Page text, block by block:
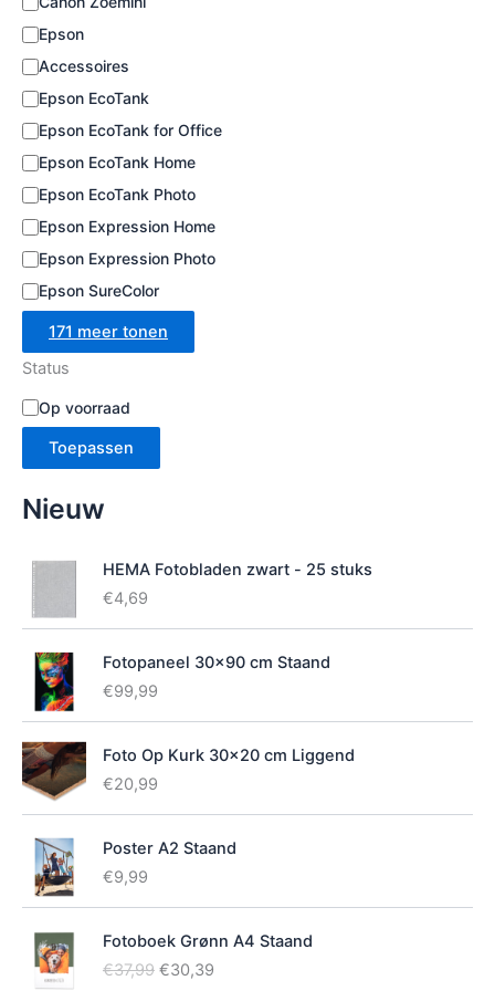
e
Epson
Accessoires
Epson EcoTank
Epson EcoTank for Office
Epson EcoTank Home
Epson EcoTank Photo
Epson Expression Home
Epson Expression Photo
Epson SureColor
171 meer tonen
Status
B
e
c
i
r
Op voorraad
Toepassen
Nieuw
HEMA Fotobladen zwart - 25 stuks
€4,69
Fotopaneel 30x90 cm Staand
€99,99
Foto Op Kurk 30x20 cm Liggend
€20,99
Poster A2 Staand
€9,99
Fotoboek Grønn A4 Staand
€37,99 O
€30,39H